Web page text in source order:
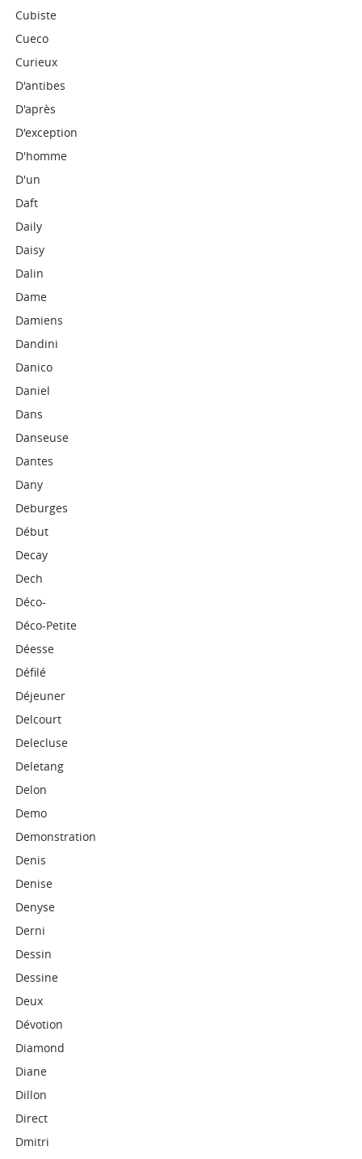
Cubiste
Cueco
Curieux
D'antibes
D'après
D'exception
D'homme
D'un
Daft
Daily
Daisy
Dalin
Dame
Damiens
Dandini
Danico
Daniel
Dans
Danseuse
Dantes
Dany
Deburges
Début
Decay
Dech
Déco-
Déco-Petite
Déesse
Défilé
Déjeuner
Delcourt
Delecluse
Deletang
Delon
Demo
Demonstration
Denis
Denise
Denyse
Derni
Dessin
Dessine
Deux
Dévotion
Diamond
Diane
Dillon
Direct
Dmitri